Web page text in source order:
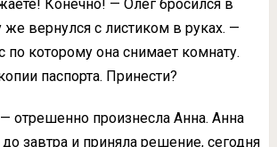
Конечно! — Олег бросился в
же вернулся с листиком в руках. —
по которому она снимает комнату.
паспорта. Принести?
отрешенно произнесла Анна. Анна
завтра и приняла решение, сегодня